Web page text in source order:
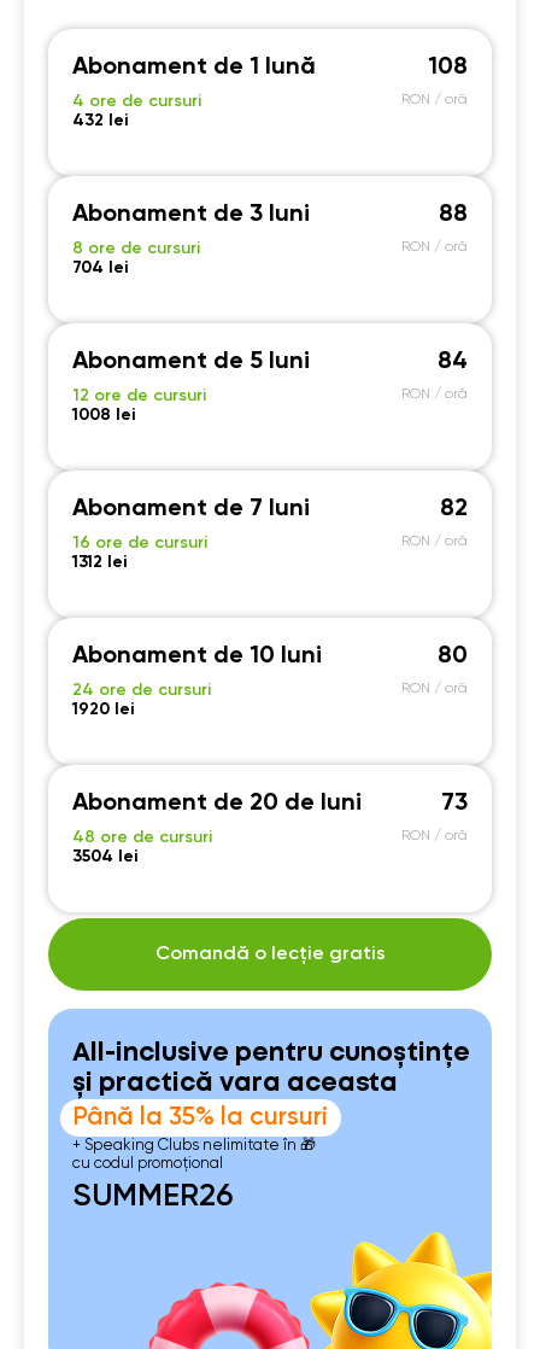
Abonament de 1 lună
4 ore de cursuri
432 lei
108
RON / oră
Abonament de 3 luni
8 ore de cursuri
704 lei
88
RON / oră
Abonament de 5 luni
12 ore de cursuri
1008 lei
84
RON / oră
Abonament de 7 luni
16 ore de cursuri
1312 lei
82
RON / oră
Abonament de 10 luni
24 ore de cursuri
1920 lei
80
RON / oră
Abonament de 20 de luni
48 ore de cursuri
3504 lei
73
RON / oră
Comandă o lecție gratis
All-inclusive pentru cunoștințe
și practică vara aceasta
Până la 35% la cursuri
+ Speaking Clubs nelimitate în 🎁
cu codul promoțional
SUMMER26